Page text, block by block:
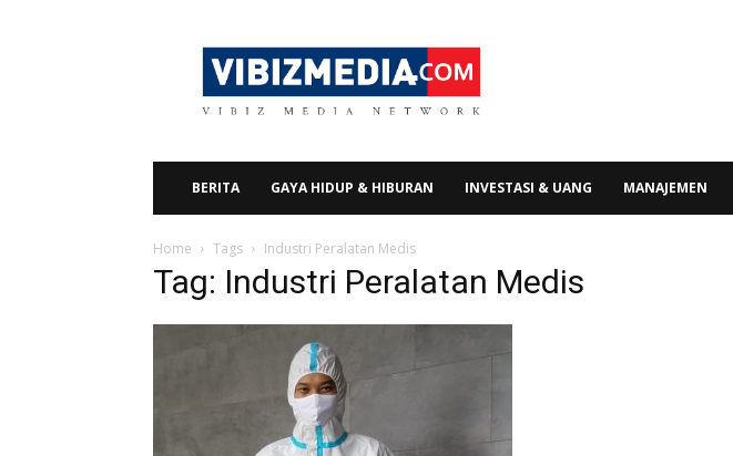
Vibizmedia.com
BERITA GAYA HIDUP & HIBURAN INVESTASI & UANG MANAJEMEN
Home Tags Industri Peralatan Medis
Tag: Industri Peralatan Medis